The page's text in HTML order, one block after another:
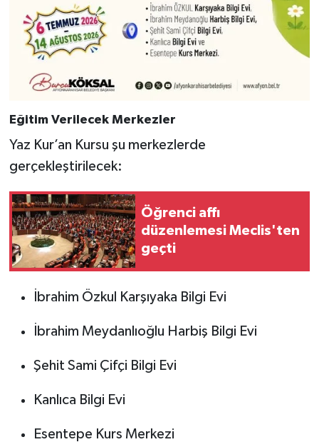
Eğitim Verilecek Merkezler
Yaz Kur’an Kursu şu merkezlerde
gerçekleştirilecek:
Öğrenci affı
düzenlemesi Meclis'ten
geçti
İbrahim Özkul Karşıyaka Bilgi Evi
İbrahim Meydanlıoğlu Harbiş Bilgi Evi
Şehit Sami Çifçi Bilgi Evi
Kanlıca Bilgi Evi
Esentepe Kurs Merkezi